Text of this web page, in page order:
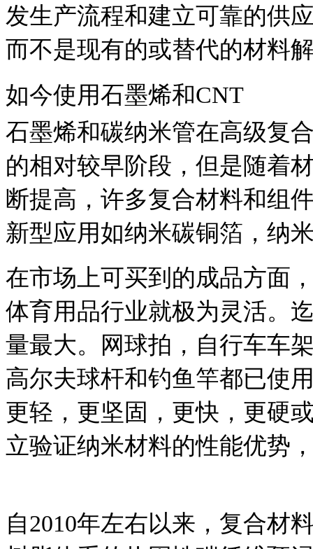
发生产流程和建立可靠的供
而不是现有的或替代的材料
如今使用石墨烯和CNT
石墨烯和碳纳米管在高级复
的相对较早阶段，但是随着
断提高，许多复合材料和组
新型应用如纳米碳铜箔，纳
在市场上可买到的成品方面
体育用品行业就极为灵活。
量最大。
网球拍，自行车车
高尔夫球杆和钓鱼竿都已使
更轻，更坚固，更快，更硬
立验证纳米材料的性能优势
自2010年左右以来，复合材